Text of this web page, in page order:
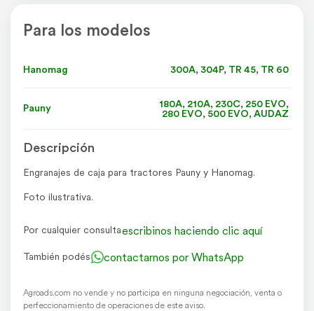
Para los modelos
Hanomag 300A, 304P, TR 45, TR 60
Pauny 180A, 210A, 230C, 250 EVO,
280 EVO, 500 EVO, AUDAZ
Descripción
Engranajes de caja para tractores Pauny y Hanomag.
Foto ilustrativa.
Por cualquier consultaescribinos haciendo clic aquí
También podés contactarnos por WhatsApp
Agroads.com no vende y no participa en ninguna negociación, venta o
perfeccionamiento de operaciones de este aviso.